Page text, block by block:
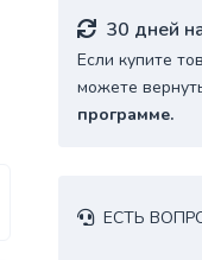
30 дней
Если купите
можете
программе.
ЕСТЬ